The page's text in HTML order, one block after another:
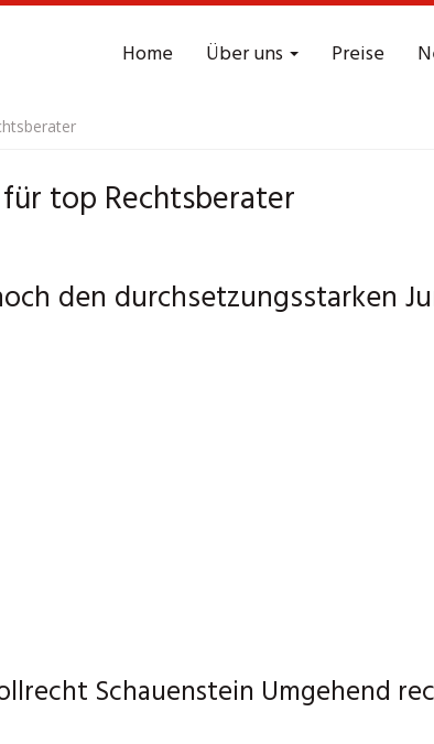
Home Über uns Preise
top Rechtsberater
den durchsetzungsstarken
Schauenstein Umgehend